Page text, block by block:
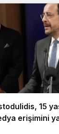
15
erişimini